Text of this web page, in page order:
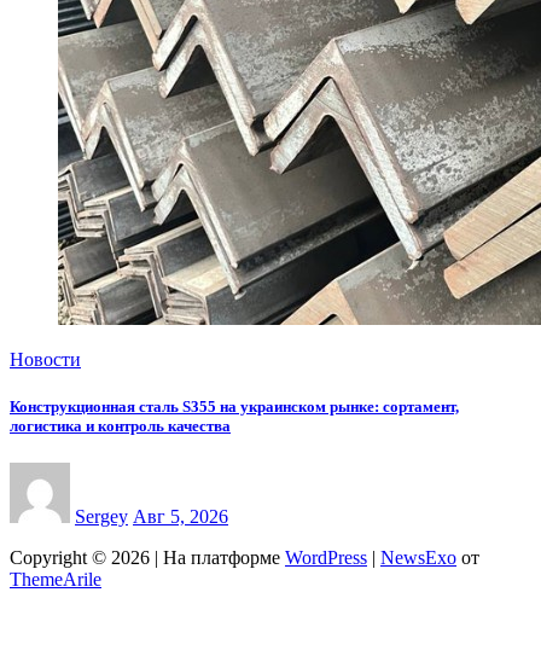
Новости
Конструкционная сталь S355 на украинском рынке: сортамент,
логистика и контроль качества
Sergey Авг 5, 2026
Copyright © 2026 | На платформе WordPress NewsExo от
ThemeArile